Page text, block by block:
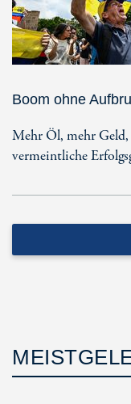
Boom ohne
Mehr Öl, mehr Geld,
vermeintliche